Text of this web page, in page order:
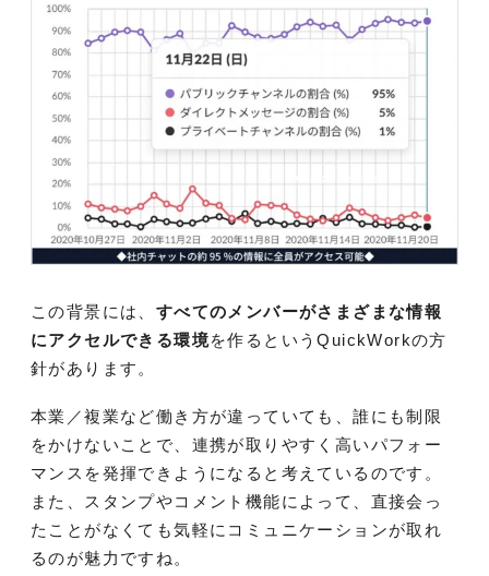
この背景には、 すべてのメンバーがさまざまな情報
にアクセルできる環境を作るというQuickWorkの方
針があります。
本業／複業など働き方が違っていても、誰にも制限
をかけないことで、連携が取りやすく高いパフォー
マンスを発揮できようになると考えているのです。
また、スタンプやコメント機能によって、直接会っ
たことがなくても気軽にコミュニケーションが取れ
るのが魅力ですね。